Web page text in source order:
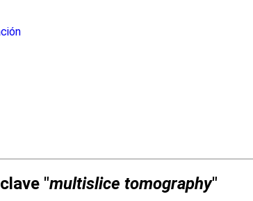
"multislice tomography"